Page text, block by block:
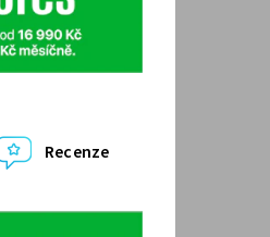
Recenze